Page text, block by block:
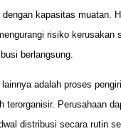
kapasitas muatan.
risiko kerusakan
berlangsung.
lainnya adalah proses
terorganisir. Perusahaan
distribusi secara rutin